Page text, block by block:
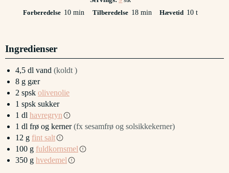
Forberedelse 10minutter
min Tilberedelse 18minutter
min Hævetid 10timer
t
Ingredienser
4,5 dl vand (koldt )
8 g gær
2 spsk olivenolie
1 spsk sukker
1 dl havregryn
1 dl frø og kerner (fx sesamfrø og solsikkekerner)
12 g fint salt
100 g fuldkornsmel
350 g hvedemel